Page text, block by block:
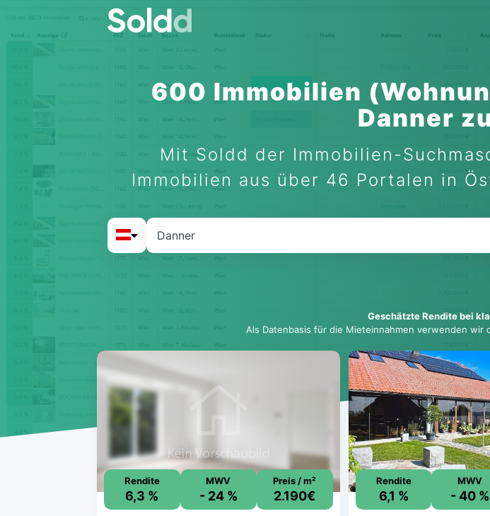
600 Immobilien
Danner
Mit Soldd der Immobilien-
Immobilien aus über 46 Portalen in
Geschätzte Rendite bei
Als Datenbasis für die Mieteinnahmen verwenden
Rendite
6,3 %
MWV
- 24 %
Preis / m²
2.190€
Rendite
6,1 %
MWV
- 40 %